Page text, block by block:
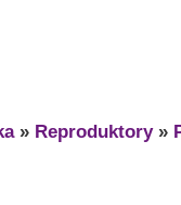
» Reproduktory»